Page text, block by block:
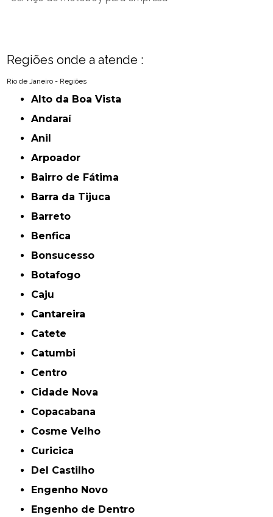
Regiões onde a atende :
Rio de Janeiro - Regiões
Alto da Boa Vista
Andaraí
Anil
Arpoador
Bairro de Fátima
Barra da Tijuca
Barreto
Benfica
Bonsucesso
Botafogo
Caju
Cantareira
Catete
Catumbi
Centro
Cidade Nova
Copacabana
Cosme Velho
Curicica
Del Castilho
Engenho Novo
Engenho de Dentro